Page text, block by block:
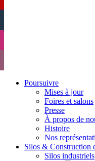
Poursuivre
Mises à jour
Foires et salons
Presse
À propos de
Histoire
Nos
Silos & Construction
Silos industriels